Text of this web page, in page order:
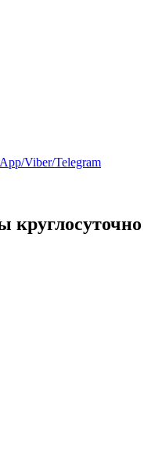
Viber/Telegram
круглосуточно